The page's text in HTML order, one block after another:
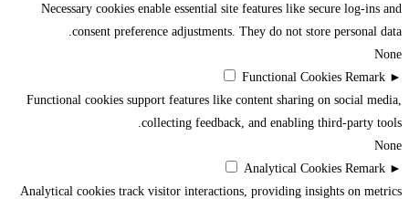
Necessary cookies enable essential site features like secure log-ins and
consent preference adjustments. They do not store personal data.
None
►
Functional Cookies Remark
Functional cookies support features like content sharing on social media,
collecting feedback, and enabling third-party tools.
None
►
Analytical Cookies Remark
Analytical cookies track visitor interactions, providing insights on metrics